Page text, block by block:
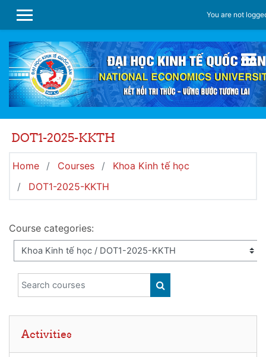
SIDE PANEL
You are not
DOT1-2025-KKTH
Home Courses
Khoa Kinh tế học
DOT1-2025-KKTH
Course categories:
Search courses
SEARCH COURSES
Activities